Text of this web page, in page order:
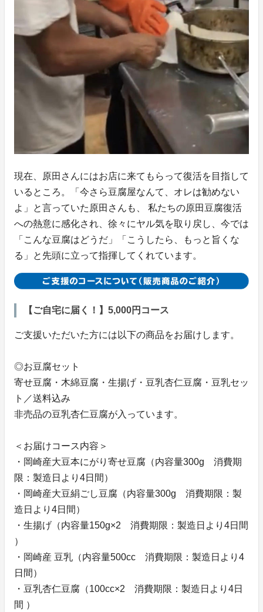
現在、原田さんにはお店に来てもらって復活を目指して
いるところ。「今さら豆腐屋なんて、オレは勧めない
よ」と言っていた原田さんも、 私たちの原田豆腐復活
への熱意に感化され、徐々にヤル気を取り戻し、今では
「こんな豆腐はどうだ」「こうしたら、もっと旨くな
る」と先頭に立って指揮してくれています。
【ご自宅に届く！】5,000円コース
ご支援いただいた方には以下の商品をお届けします。
◎お豆腐セット
寄せ豆腐・木綿豆腐・生揚げ・豆乳杏仁豆腐・豆乳セッ
ト／送料込み
非売品の豆乳杏仁豆腐が入っています。
＜お届けコース内容＞
・岡崎産大豆本にがり寄せ豆腐（内容量300g 消費期
限：製造日より4日間）
・岡崎産大豆絹ごし豆腐（内容量300g 消費期限：製
造日より4日間）
・生揚げ（内容量150g×2 消費期限：製造日より4日間
）
・岡崎産 豆乳（内容量500cc 消費期限：製造日より4
日間）
・豆乳杏仁豆腐（100cc×2 消費期限：製造日より4日
間 ）